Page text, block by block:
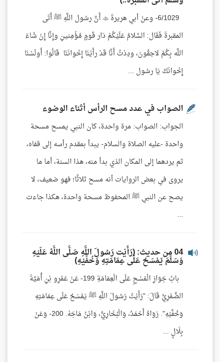
6/1029- وعنْ أبي هريرةَ  أَنَّ رسُول اللَّهِ ﷺ أَتَى
المقبرةَ فَقَال: السَّلامُ عَلَيْكُمْ دَار قَومٍ مُؤْمِنينِ وإِنَّا إِنْ شَاءَ
اللَّه بِكُمْ لاحِقُونَ، ودِدْتُ أَنَّا قَدْ رأَيْنَا إِخْوانَنَا قَالُوا: أَولَسْنَا
إِخْوانَكَ يَا رسُول ...
الصواب في عدد مسح الرأس أثناء الوضوء
الجواب: الصواب: مرة واحدة، كان النبي يمسح مسحة
واحدة -عليه الصلاة والسلام- يبدأ بمقدم رأسه إلى قفاه،
ثم يردهما إلى المكان الذي بدأ منه، هذا السنة، أما ما
يروى في بعض الروايات أنه مسح ثلاثًا؛ فهو ضعيف، لا
يصح عن النبي ﷺ المحفوظ مسحة واحدة، هكذا جاءت
...
04 من حديث: (رَأَيْت رَسُولَ اللَّهِ صَلَّى اللَّهُ عَلَيْهِ
وَسَلَّمَ يَمْسَحُ عَلَى عِمَامَتِهِ وَخُفَّيْهِ)
بابُ جَوَازِ الْمَسْحِ عَلَى الْعِمَامَةِ 199- عَنْ عَمْرِو بْنِ أُمَيَّةَ
الضَّمْرِيِّ قَالَ: "رَأَيْتُ رَسُولَ اللَّهِ ﷺ يَمْسَحُ عَلَى عِمَامَتِهِ
وَخُفَّيْهِ". رَوَاهُ أَحْمَدُ، وَالْبُخَارِيُّ، وَابْنُ مَاجَهْ. 200- وَعَنْ
بِلَالٍ ...